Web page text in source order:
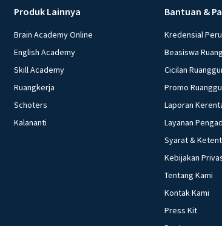
Produk Lainnya
Brain Academy Online
English Academy
Skill Academy
Ruangkerja
Schoters
Kalananti
Bantuan &
Kredensial
Beasiswa
Cicilan
Promo
Laporan
Layanan
Syarat &
Kebijakan
Tentang Kami
Kontak Kami
Press Kit